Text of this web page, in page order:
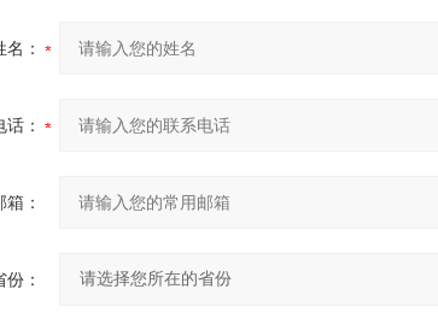
：
：
：
份：